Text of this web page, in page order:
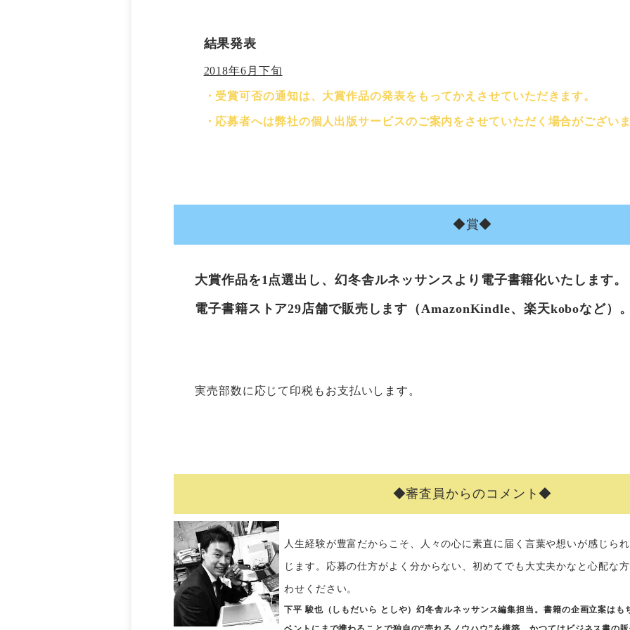
結果発表
2018年6月下旬
・受賞可否の通知は、大賞作品の発表をもってかえさせていただきます。
・応募者へは弊社の個人出版サービスのご案内をさせていただく場合がございま
◆賞◆
大賞作品を1点選出し、幻冬舎ルネッサンスより電子書籍化いたします。
電子書籍ストア29店舗で販売します（AmazonKindle、楽天koboなど）。
実売部数に応じて印税もお支払いします。
◆審査員からのコメント◆
人生経験が豊富だからこそ、人々の心に素直に届く言葉や想いが感じら
じます。応募の仕方がよく分からない、初めてでも大丈夫かなと心配な
わせください。
下平 駿也（しもだいら としや）幻冬舎ルネッサンス編集担当。書籍の企画立案はも